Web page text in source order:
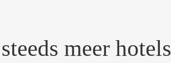
meer hotels